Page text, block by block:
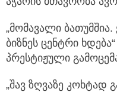
„მომავალი
ბიზნეს ცენტრი
პრესტიჟული
„შავ ზღვაზე კოხტად